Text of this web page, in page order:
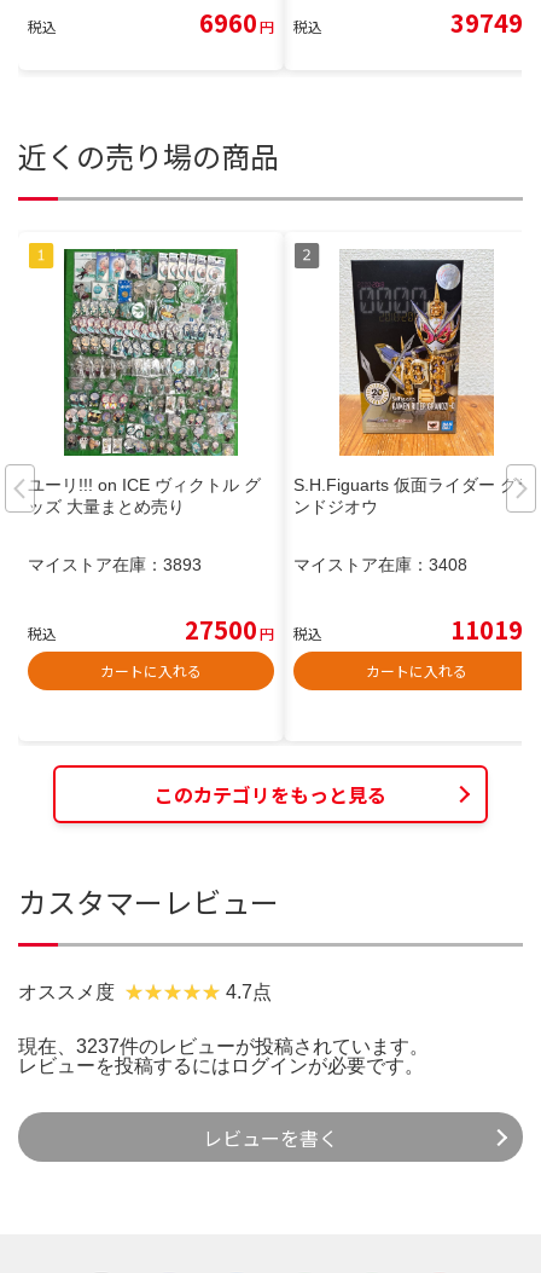
税込 6960円 税込 39749
近くの売り場の商品
ユーリ!!! on ICE ヴィクトル グ
ッズ 大量まとめ売り
マイストア在庫： 3893
税込 27500円
カートに入れる
S.H.Figuarts 仮面ライダー グラ
ンドジオウ
マイストア在庫： 3408
税込 11019
カートに入れる
このカテゴリをもっと見る
カスタマーレビュー
オススメ度 4.7点
現在、3237件のレビューが投稿されています。
レビューを投稿するには ログインが必要です。
レビューを書く